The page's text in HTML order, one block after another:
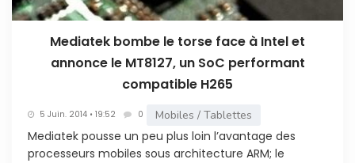
Mediatek bombe le torse face à Intel et
annonce le MT8127, un SoC performant
compatible H265
5 Juin. 2014 • 19:52 0 Mobiles / Tablettes
Mediatek pousse un peu plus loin l’avantage des
processeurs mobiles sous architecture ARM; le